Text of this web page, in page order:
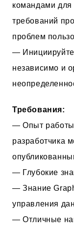
командами для
требований
проблем
—
независимо и
Требования:
— Опыт работы
разработчика
— Глубокие
— Знание
управления
— Отличные